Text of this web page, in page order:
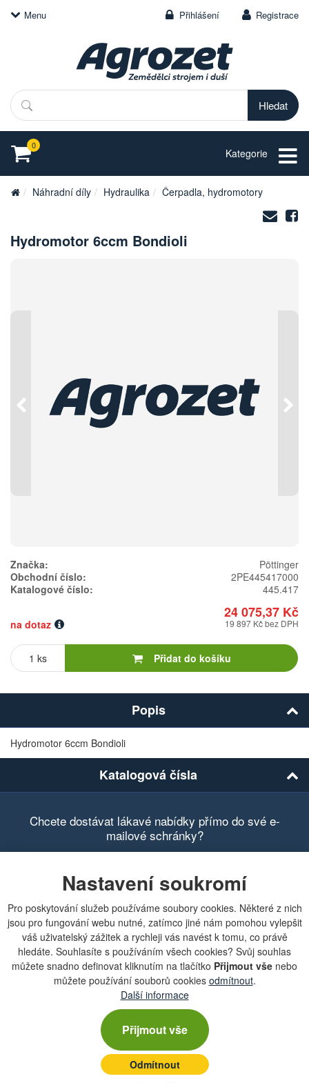
Nastavení soukromí
Pro poskytování služeb používáme soubory cookies. Některé z nich
jsou pro fungování webu nutné, zatímco jiné nám pomohou vylepšit
váš uživatelský zážitek a rychleji vás navést k tomu, co právě
hledáte. Souhlasíte s používáním všech cookies? Svůj souhlas
můžete snadno definovat kliknutím na tlačítko Přijmout vše nebo
můžete používání souborů cookies odmítnout.
Další informace
Přijmout vše
Odmítnout
Menu Přihlášení Registrace
Hledat
0
Kategorie
Náhradní díly Hydraulika Čerpadla, hydromotory
na
Hydromotor 6ccm Bondioli
Předchozí
Značka:
Pöttinger
Obchodní číslo:
2PE445417000
Katalogové číslo:
445.417
24 075,37 Kč
na dotaz 19 897 Kč bez DPH
Počet
Přidat do košíku
Popis
Hydromotor 6ccm Bondioli
Katalogová čísla
Chcete dostávat lákavé nabídky přímo do své e-
mailové schránky?
Zobrazit aktuální newsletter
Rychlá navigace
Zásady ochrany osobních údajů (GDPR)